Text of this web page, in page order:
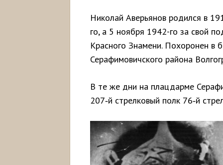
Николай Аверьянов родился в
го, а 5 ноября 1942-го за свой
Красного Знамени. Похоронен в
Серафимовичского района
В те же дни на плацдарме
207‑й стрелковый полк 76‑й